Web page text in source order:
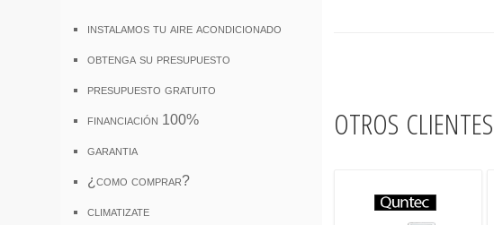
instalamos tu aire acondicionado
obtenga su presupuesto
presupuesto gratuito
financiación 100%
garantia
¿como comprar?
climatizate
otros